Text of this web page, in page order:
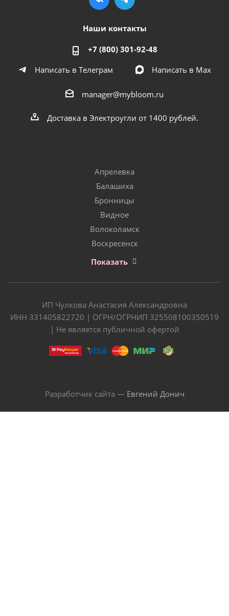
Наши контакты
+7 (800) 301-92-48
Написать в Телеграм
Написать в Мах
manager@mybloom.ru
Доставка в Электроугли от 1400 рублей.
Апрелевка
Балашиха
Бронницы
Видное
Волоколамск
Воскресенск
Показать
ИП Чулкова Анастасия Александровна
ИНН 331405822720 | ОГРН/ОГРНИП 325508100350519
| Не является публичной офертой
Разработчик сайта — Евгений Донич